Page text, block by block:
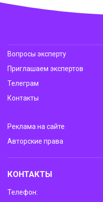
Вопросы эксперту
Приглашаем экспертов
Телеграм
Контакты
Реклама на сайте
Авторские права
КОНТАКТЫ
Телефон: